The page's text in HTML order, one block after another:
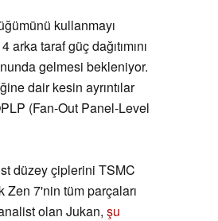
kullanmayı
taraf güç dağıtımını
gelmesi bekleniyor.
dair kesin ayrıntılar
(Fan-Out Panel-Level
düzey çiplerini TSMC
7'nin tüm parçaları
olan Jukan, şu